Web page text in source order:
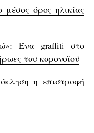
όρος ηλικίας
Ένα graffiti στο
του κορονοϊού
η επιστροφή